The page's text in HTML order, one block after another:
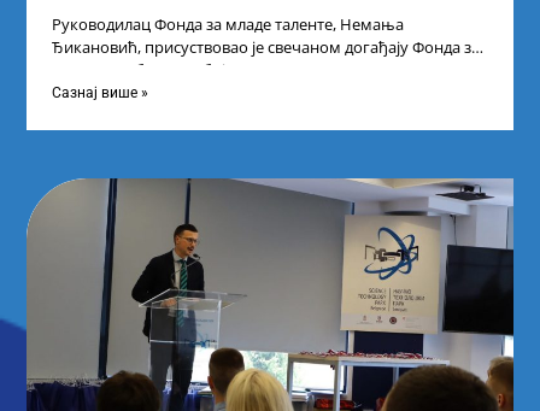
Руководилац Фонда за младе таленте, Немања
Ђикановић, присуствовао је свечаном догађају Фонда за
науку Републике Србије одржаном у Научно-
технолошком парку
Сазнај више »